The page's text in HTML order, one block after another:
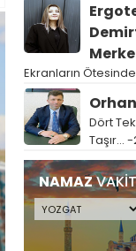
Ekranların
Dört
Taşır…
NAMAZ